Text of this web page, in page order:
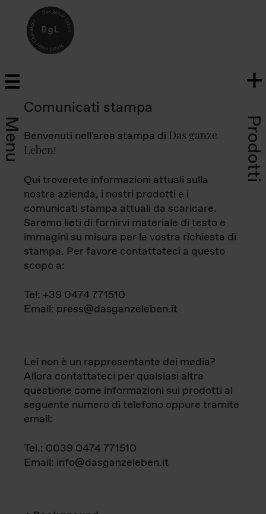
Menu Prodotti
Comunicati stampa
Benvenuti nell'area stampa di Das ganze
Leben!
Qui troverete informazioni attuali sulla
nostra azienda, i nostri prodotti e i
comunicati stampa attuali da scaricare.
Saremo lieti di fornirvi materiale di testo e
immagini su misura per la vostra richiesta di
stampa. Per favore contattateci a questo
scopo a:
Tel: +39 0474 771510
Email: press@dasganzeleben.it
Lei non è un rappresentante dei media?
Allora contattateci per qualsiasi altra
questione come informazioni sui prodotti al
seguente numero di telefono oppure tramite
email:
Tel.: 0039 0474 771510
Email: info@dasganzeleben.it